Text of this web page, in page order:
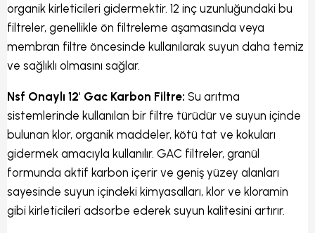
organik kirleticileri gidermektir. 12 inç uzunluğundaki bu
filtreler, genellikle ön filtreleme aşamasında veya
membran filtre öncesinde kullanılarak suyun daha temiz
ve sağlıklı olmasını sağlar.
Nsf Onaylı 12' Gac Karbon Filtre: Su arıtma
sistemlerinde kullanılan bir filtre türüdür ve suyun içinde
bulunan klor, organik maddeler, kötü tat ve kokuları
gidermek amacıyla kullanılır. GAC filtreler, granül
formunda aktif karbon içerir ve geniş yüzey alanları
sayesinde suyun içindeki kimyasalları, klor ve kloramin
gibi kirleticileri adsorbe ederek suyun kalitesini artırır.